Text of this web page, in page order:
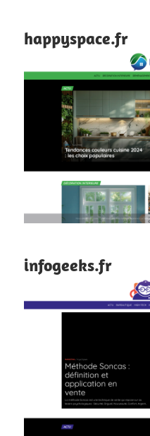
happyspace.fr
infogeeks.fr